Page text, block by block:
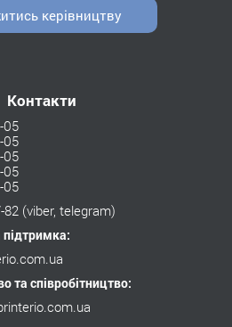
керівництву
Контакти
05
05
05
05
05
82 (viber, telegram)
підтримка:
та співробітництво: